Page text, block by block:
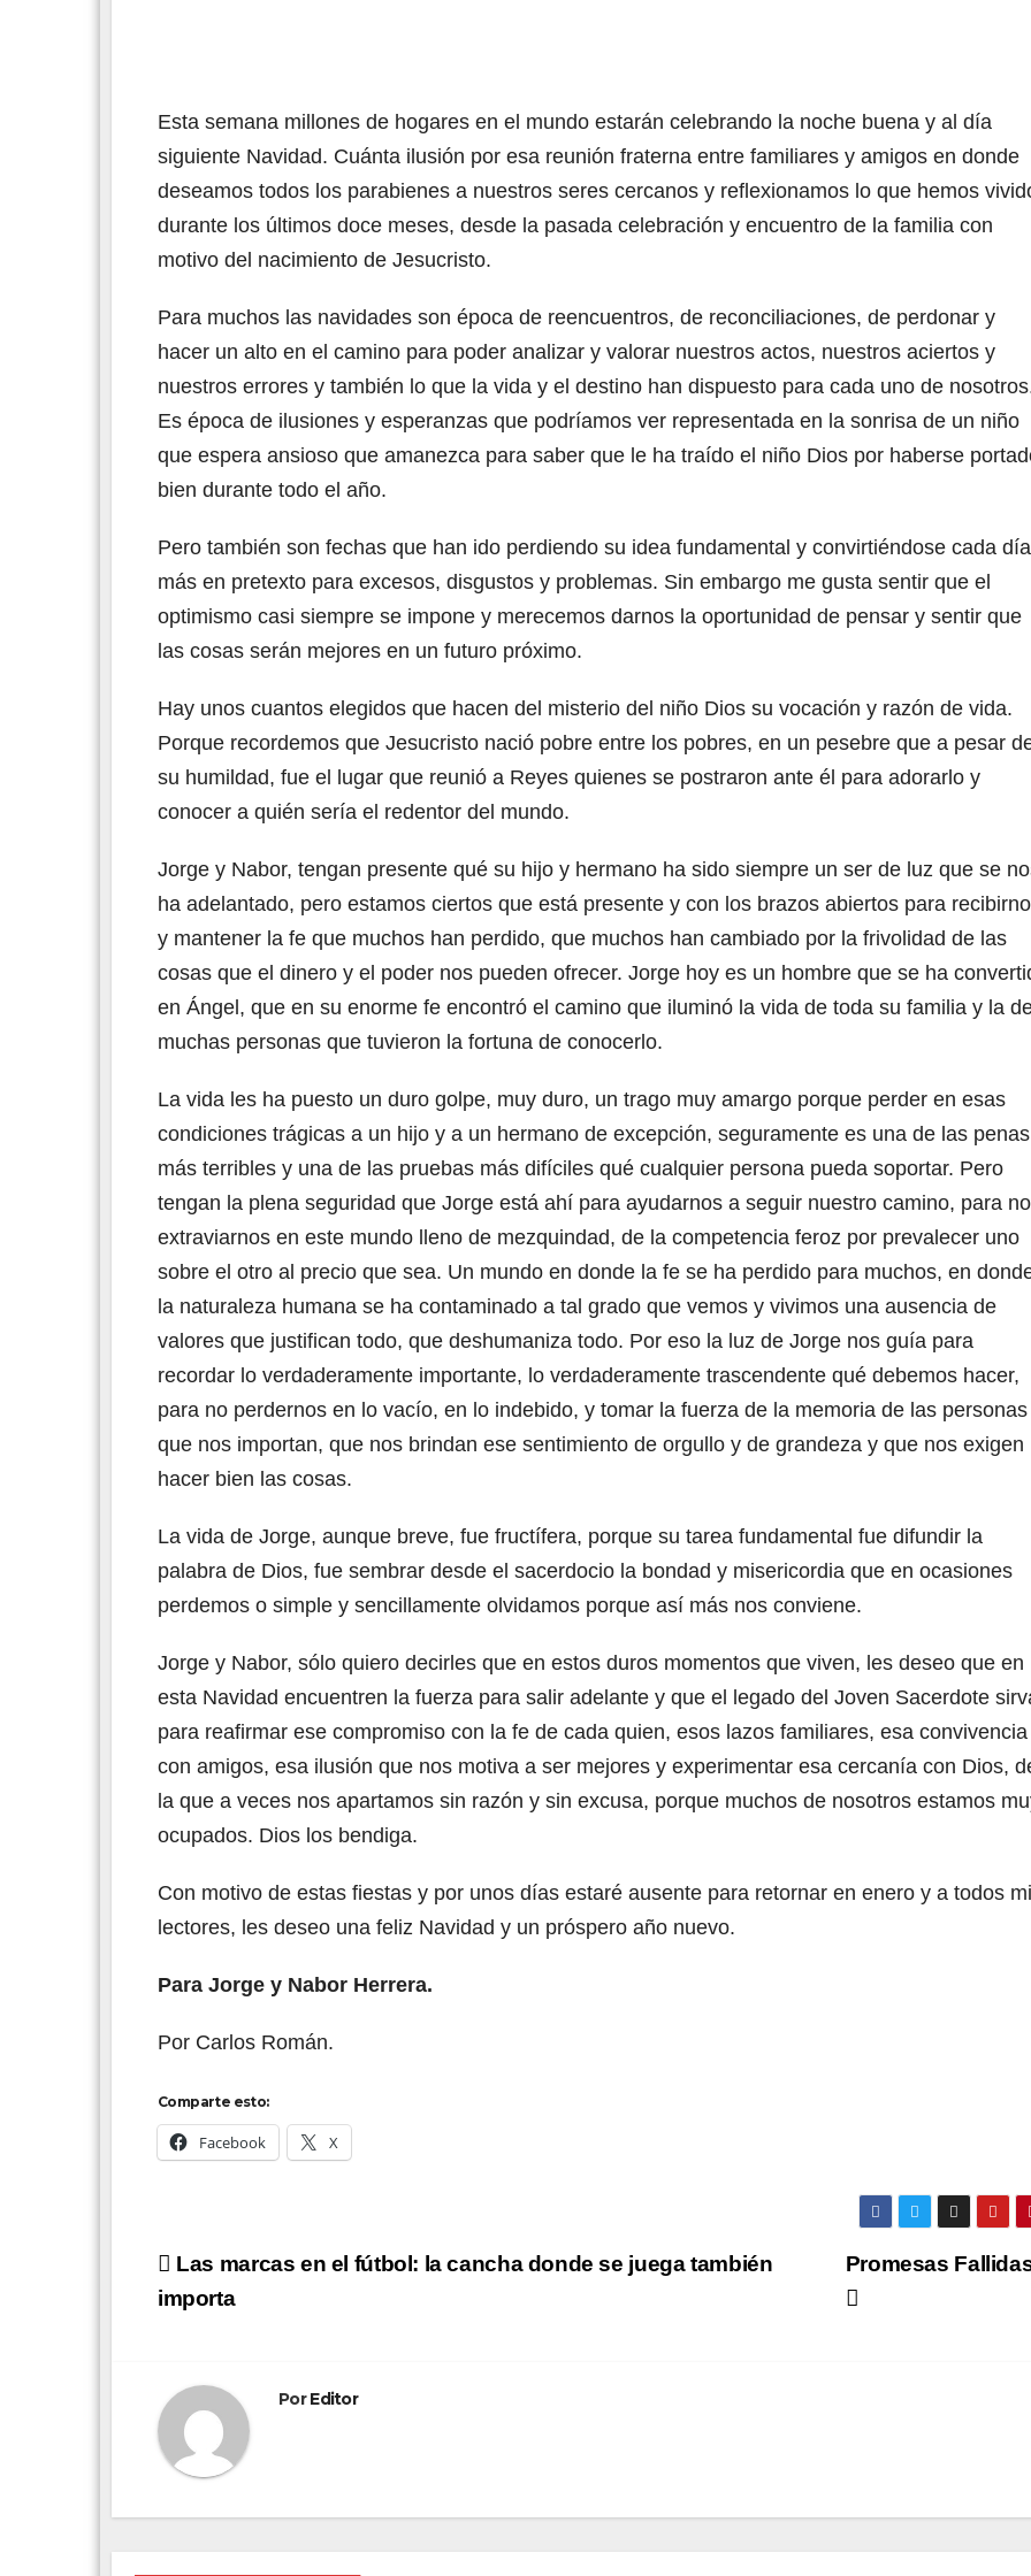
Esta semana millones de hogares en el mundo estarán celebrando la noche buena y al día
siguiente Navidad. Cuánta ilusión por esa reunión fraterna entre familiares y amigos en donde
deseamos todos los parabienes a nuestros seres cercanos y reflexionamos lo que hemos
durante los últimos doce meses, desde la pasada celebración y encuentro de la familia con
motivo del nacimiento de Jesucristo.
Para muchos las navidades son época de reencuentros, de reconciliaciones, de perdonar y
hacer un alto en el camino para poder analizar y valorar nuestros actos, nuestros aciertos y
nuestros errores y también lo que la vida y el destino han dispuesto para cada uno de
Es época de ilusiones y esperanzas que podríamos ver representada en la sonrisa de un niño
que espera ansioso que amanezca para saber que le ha traído el niño Dios por haberse
bien durante todo el año.
Pero también son fechas que han ido perdiendo su idea fundamental y convirtiéndose cada día
más en pretexto para excesos, disgustos y problemas. Sin embargo me gusta sentir que el
optimismo casi siempre se impone y merecemos darnos la oportunidad de pensar y sentir que
las cosas serán mejores en un futuro próximo.
Hay unos cuantos elegidos que hacen del misterio del niño Dios su vocación y razón de vida.
Porque recordemos que Jesucristo nació pobre entre los pobres, en un pesebre que a pesar
su humildad, fue el lugar que reunió a Reyes quienes se postraron ante él para adorarlo y
conocer a quién sería el redentor del mundo.
Jorge y Nabor, tengan presente qué su hijo y hermano ha sido siempre un ser de luz que se
ha adelantado, pero estamos ciertos que está presente y con los brazos abiertos para
y mantener la fe que muchos han perdido, que muchos han cambiado por la frivolidad de las
cosas que el dinero y el poder nos pueden ofrecer. Jorge hoy es un hombre que se ha
en Ángel, que en su enorme fe encontró el camino que iluminó la vida de toda su familia y la
muchas personas que tuvieron la fortuna de conocerlo.
La vida les ha puesto un duro golpe, muy duro, un trago muy amargo porque perder en esas
condiciones trágicas a un hijo y a un hermano de excepción, seguramente es una de las penas
más terribles y una de las pruebas más difíciles qué cualquier persona pueda soportar. Pero
tengan la plena seguridad que Jorge está ahí para ayudarnos a seguir nuestro camino, para no
extraviarnos en este mundo lleno de mezquindad, de la competencia feroz por prevalecer uno
sobre el otro al precio que sea. Un mundo en donde la fe se ha perdido para muchos, en
la naturaleza humana se ha contaminado a tal grado que vemos y vivimos una ausencia de
valores que justifican todo, que deshumaniza todo. Por eso la luz de Jorge nos guía para
recordar lo verdaderamente importante, lo verdaderamente trascendente qué debemos hacer,
para no perdernos en lo vacío, en lo indebido, y tomar la fuerza de la memoria de las personas
que nos importan, que nos brindan ese sentimiento de orgullo y de grandeza y que nos exigen
hacer bien las cosas.
La vida de Jorge, aunque breve, fue fructífera, porque su tarea fundamental fue difundir la
palabra de Dios, fue sembrar desde el sacerdocio la bondad y misericordia que en ocasiones
perdemos o simple y sencillamente olvidamos porque así más nos conviene.
Jorge y Nabor, sólo quiero decirles que en estos duros momentos que viven, les deseo que en
esta Navidad encuentren la fuerza para salir adelante y que el legado del Joven Sacerdote
para reafirmar ese compromiso con la fe de cada quien, esos lazos familiares, esa convivencia
con amigos, esa ilusión que nos motiva a ser mejores y experimentar esa cercanía con Dios,
la que a veces nos apartamos sin razón y sin excusa, porque muchos de nosotros estamos
ocupados. Dios los bendiga.
Con motivo de estas fiestas y por unos días estaré ausente para retornar en enero y a todos
lectores, les deseo una feliz Navidad y un próspero año nuevo.
Para Jorge y Nabor Herrera.
Por Carlos Román.
Comparte esto:
Facebook X
Navegación
de
Promesas
Las marcas en el fútbol: la cancha donde se juega también
importa
PorEditor